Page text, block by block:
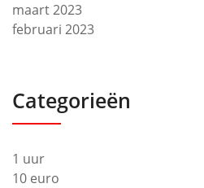
maart 2023
februari 2023
Categorieën
1 uur
10 euro